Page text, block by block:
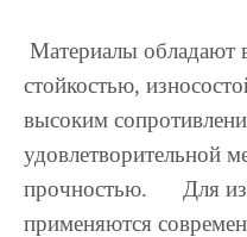
Материалы обладают
стойкостью,
высоким
удовлетворительной
прочностью.
Для
применяются